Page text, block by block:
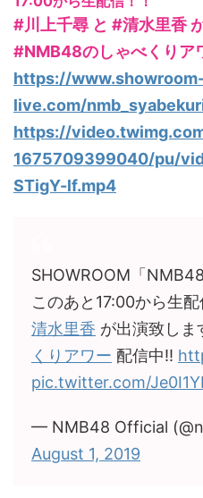
#川上千尋 と #清水里香
#NMB48のしゃべくりア
https://
live.com/
https://
1675709399040/pu/
STigY-lf.mp4
SHOWROOM「
このあと17:00から生配
清水里香 が出演致しま
くりアワー 配信中!!
pic.twitter.com/
— NMB48 Official
August 1, 2019